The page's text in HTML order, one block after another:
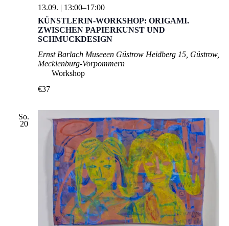
KÜNSTLERIN-WORKSHOP: ORIGAMI.
ZWISCHEN PAPIERKUNST UND
SCHMUCKDESIGN
13.09. | 13:00–17:00
Ernst Barlach Museeen Güstrow Heidberg 15, Güstrow,
Mecklenburg-Vorpommern
Workshop
€37
So.
20